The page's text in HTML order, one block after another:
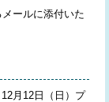
ールに添付いた
月12日（日）プ